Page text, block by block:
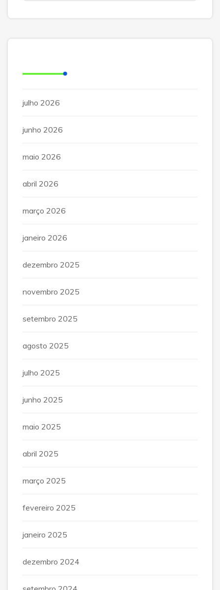
julho 2026
junho 2026
maio 2026
abril 2026
março 2026
janeiro 2026
dezembro 2025
novembro 2025
setembro 2025
agosto 2025
julho 2025
junho 2025
maio 2025
abril 2025
março 2025
fevereiro 2025
janeiro 2025
dezembro 2024